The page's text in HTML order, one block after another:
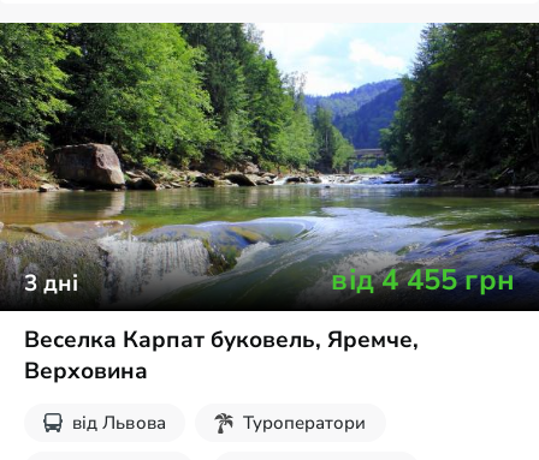
3дні від4 455грн
Веселка Карпат буковель, Яремче,
Верховина
від Львова
Туроператори